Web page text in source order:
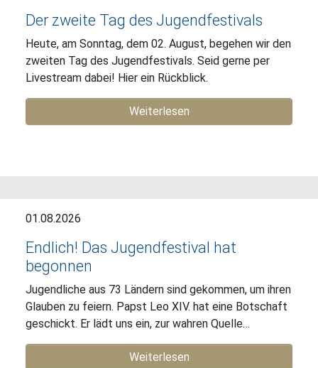
Der zweite Tag des Jugendfestivals
Heute, am Sonntag, dem 02. August, begehen wir den
zweiten Tag des Jugendfestivals. Seid gerne per
Livestream dabei! Hier ein Rückblick.
Weiterlesen
01.08.2026
Endlich! Das Jugendfestival hat
begonnen
Jugendliche aus 73 Ländern sind gekommen, um ihren
Glauben zu feiern. Papst Leo XIV. hat eine Botschaft
geschickt. Er lädt uns ein, zur wahren Quelle…
Weiterlesen